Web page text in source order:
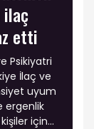
ilaç
etti
Psikiyatri
İlaç ve
uyum
ergenlik
kişiler için